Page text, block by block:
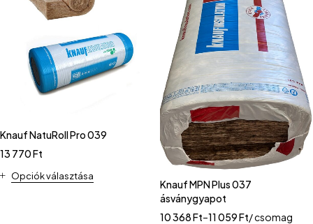
Knauf NatuRoll Pro 039
13 770Ft
Opciók választása
Knauf MPN Plus 037
ásványgyapot
10 368Ft–11 059Ft/ csomag